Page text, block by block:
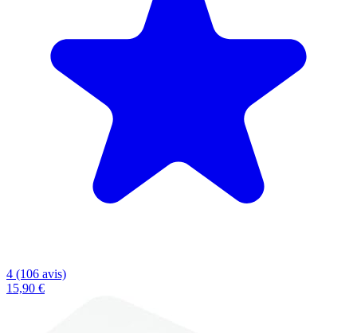
4 (106 avis)
15,90 €